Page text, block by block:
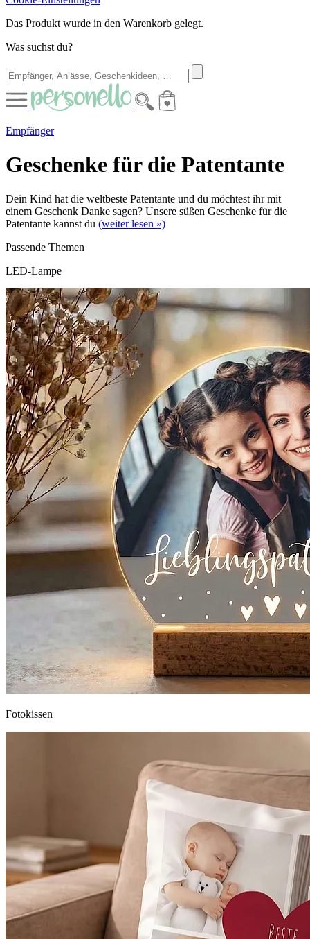
Das Produkt wurde in den Warenkorb gelegt.
Was suchst du?
Empfänger
Geschenke für die Patentante
Dein Kind hat die weltbeste Patentante und du möchtest ihr mit
einem Geschenk Danke sagen? Unsere süßen Geschenke für die
Patentante kannst du (weiter lesen »)
Passende Themen
LED-Lampe
Fotokissen